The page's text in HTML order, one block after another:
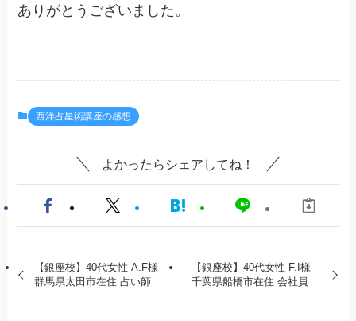
ありがとうございました。
西洋占星術講座の感想
よかったらシェアしてね！
【銀座校】40代女性 A.F様
群馬県太田市在住 占い師
【銀座校】40代女性 F.I様
千葉県船橋市在住 会社員